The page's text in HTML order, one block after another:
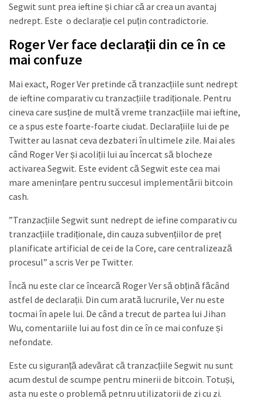
Segwit sunt prea ieftine și chiar că ar crea un avantaj
nedrept. Este o declarație cel puțin contradictorie.
Roger Ver face declarații din ce în ce
mai confuze
Mai exact, Roger Ver pretinde că tranzacțiile sunt nedrept
de ieftine comparativ cu tranzacțiile tradiționale. Pentru
cineva care susține de multă vreme tranzacțiile mai ieftine,
ce a spus este foarte-foarte ciudat. Declarațiile lui de pe
Twitter au lasnat ceva dezbateri în ultimele zile. Mai ales
când Roger Ver și acoliții lui au încercat să blocheze
activarea Segwit. Este evident că Segwit este cea mai
mare amenințare pentru succesul implementării bitcoin
cash.
”Tranzacțiile Segwit sunt nedrept de iefine comparativ cu
tranzacțiile tradiționale, din cauza subvențiilor de preț
planificate artificial de cei de la Core, care centralizează
procesul” a scris Ver pe Twitter.
Încă nu este clar ce încearcă Roger Ver să obțină făcând
astfel de declarații. Din cum arată lucrurile, Ver nu este
tocmai în apele lui. De când a trecut de partea lui Jihan
Wu, comentariile lui au fost din ce în ce mai confuze și
nefondate.
Este cu siguranță adevărat că tranzacțiile Segwit nu sunt
acum destul de scumpe pentru minerii de bitcoin. Totuși,
asta nu este o problemă petnru utilizatorii de zi cu zi.